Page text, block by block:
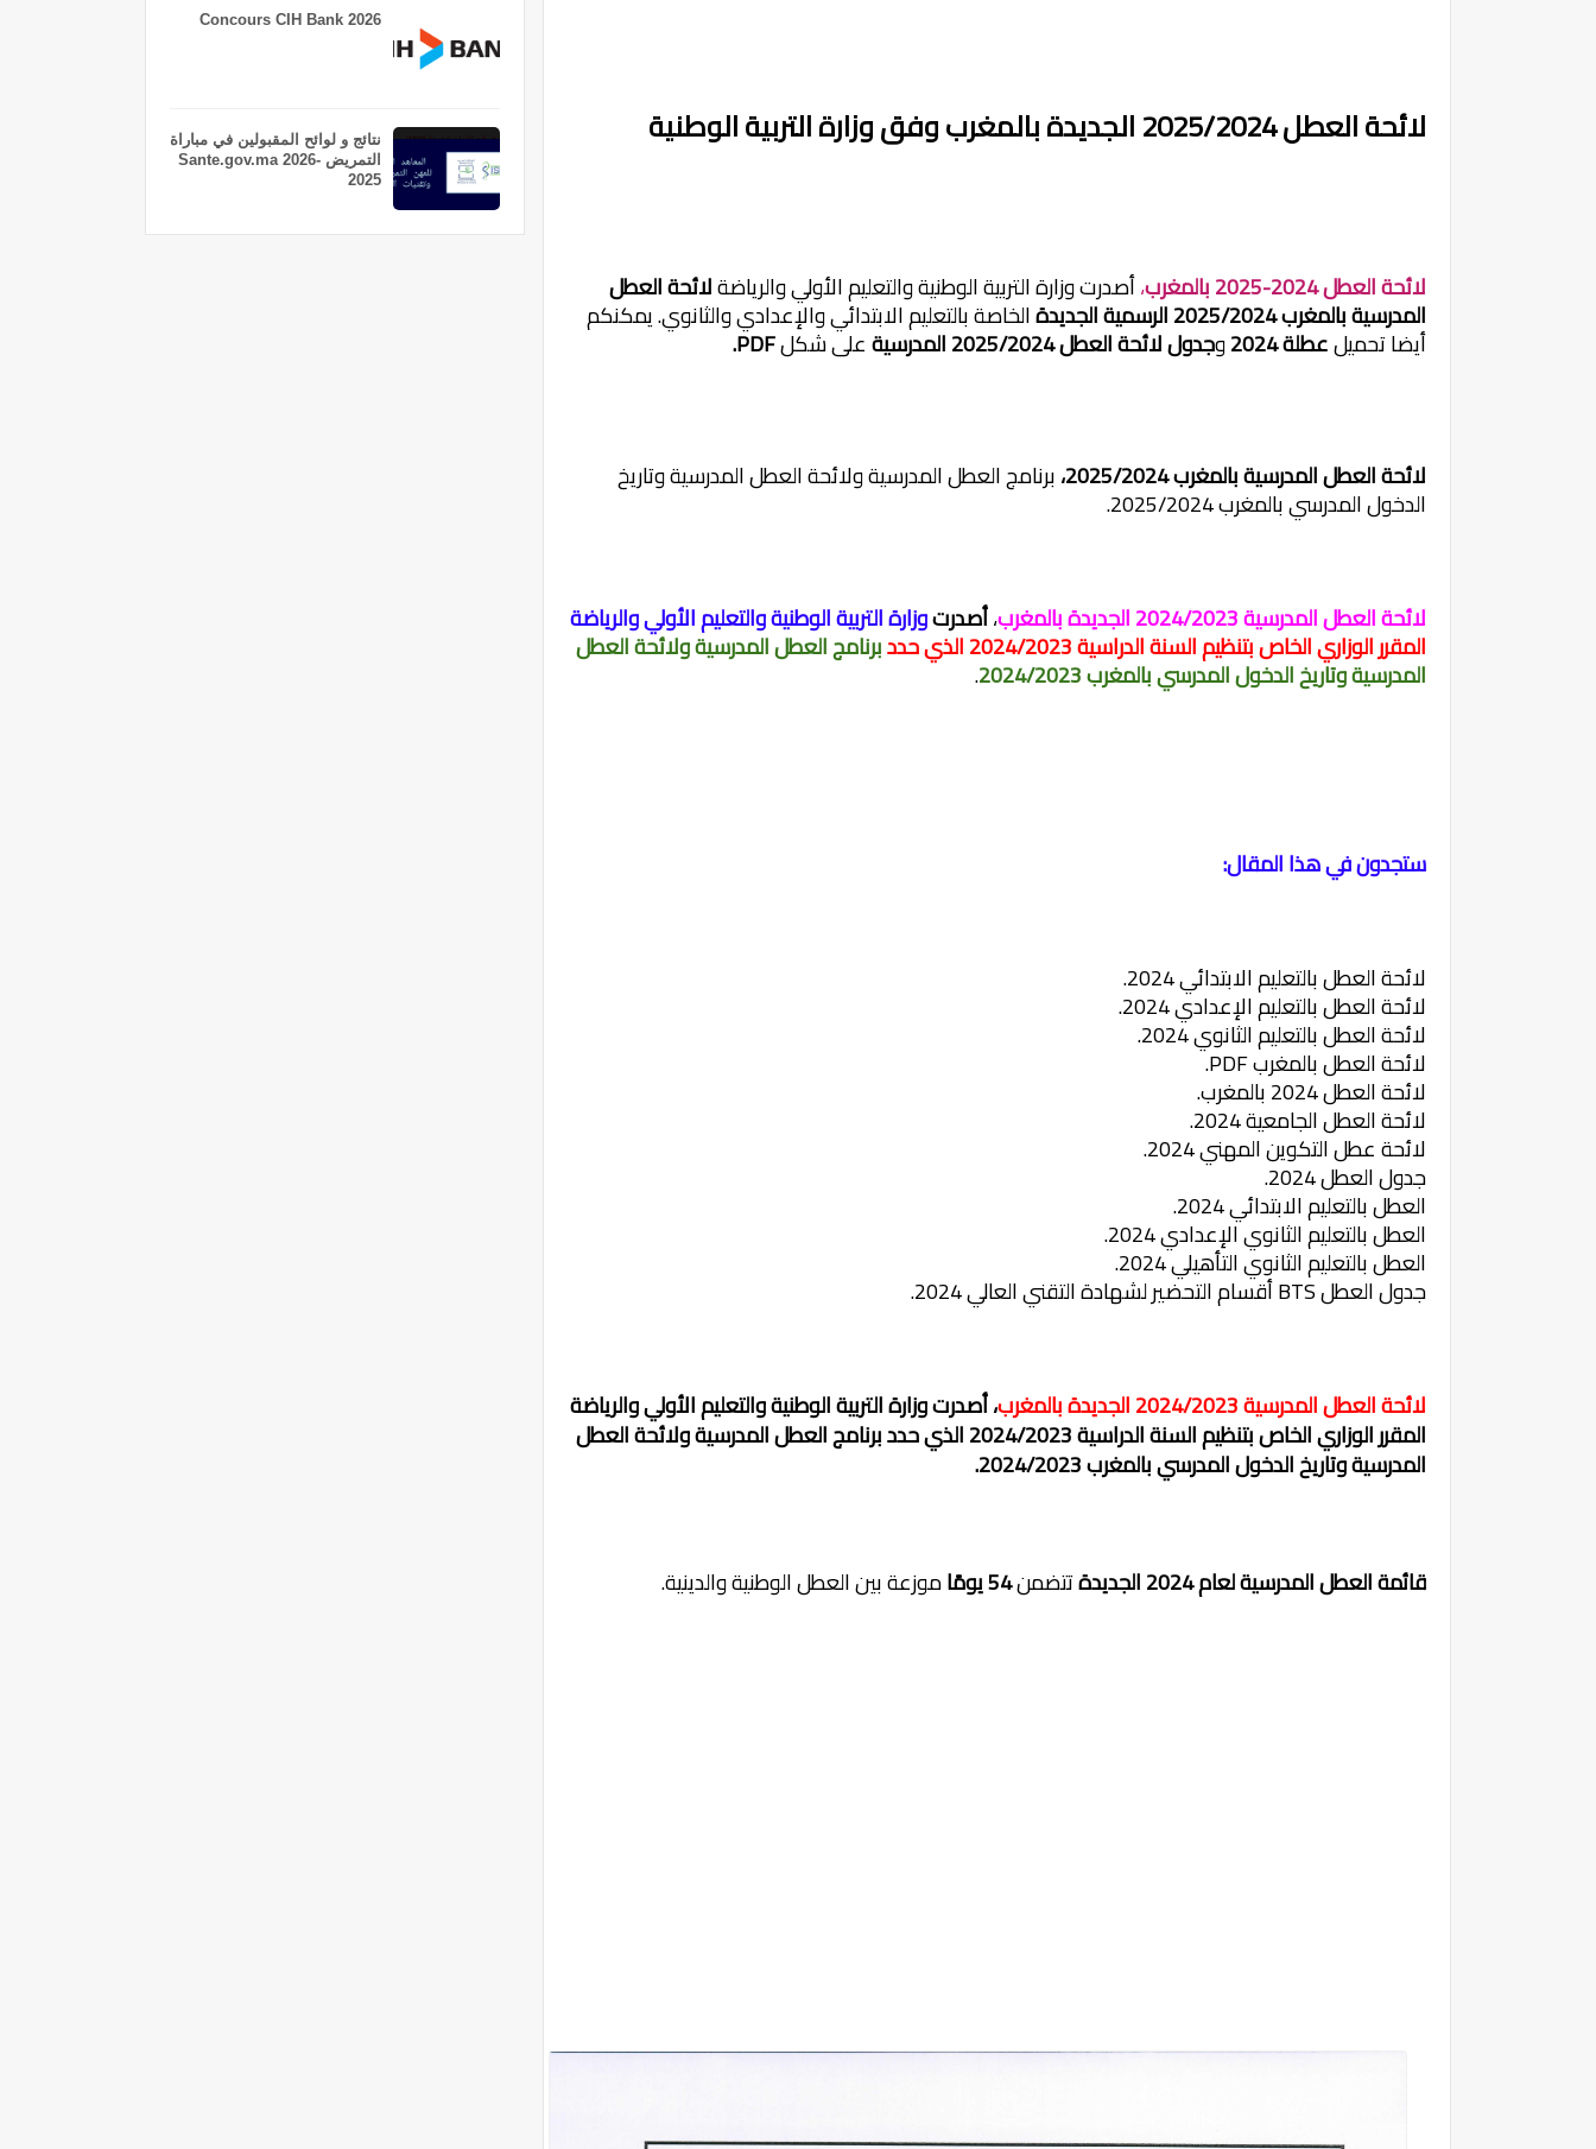
لائحة العطل 2025/2024 الجديدة بالمغرب وفق وزارة التربية الوطنية
لائحة العطل 2024-2025 بالمغرب ،أصدرت وزارة التربية الوطنية والتعليم الأولي والرياضةلائحة العطل
المدرسية بالمغرب 2025/2024 الرسمية الجديدة الخاصة بالتعليم الابتدائي والإعدادي والثانوي. يمكنكم
أيضا تحميلعطلة 2024 وجدول لائحة العطل 2025/2024 المدرسية على شكلPDF.
لائحة العطل المدرسية بالمغرب 2025/2024، برنامج العطل المدرسية ولائحة العطل المدرسية وتاريخ
الدخول المدرسي بالمغرب 2025/2024.
لائحة العطل المدرسية 2024/2023 الجديدة بالمغرب ،أصدرتوزارة التربية الوطنية والتعليم الأولي والرياضة
المقرر الوزاري الخاص بتنظيم السنة الدراسية 2024/2023 الذي حدد برنامج العطل المدرسية ولائحة العطل
المدرسية وتاريخ الدخول المدرسي بالمغرب 2024/2023 .
ستجدون في هذا المقال:
لائحة العطل بالتعليم الابتدائي 2024.
لائحة العطل بالتعليم الإعدادي 2024.
لائحة العطل بالتعليم الثانوي 2024.
لائحة العطل بالمغرب PDF.
لائحة العطل 2024 بالمغرب.
لائحة العطل الجامعية 2024.
لائحة عطل التكوين المهني 2024.
جدول العطل 2024.
العطل بالتعليم الابتدائي 2024.
العطل بالتعليم الثانوي الإعدادي 2024.
العطل بالتعليم الثانوي التأهيلي 2024.
جدول العطل BTS أقسام التحضير لشهادة التقني العالي 2024.
لائحة العطل المدرسية 2024/2023 الجديدة بالمغرب ، أصدرت وزارة التربية الوطنية والتعليم الأولي والرياضة
المقرر الوزاري الخاص بتنظيم السنة الدراسية 2024/2023 الذي حدد برنامج العطل المدرسية ولائحة العطل
المدرسية وتاريخ الدخول المدرسي بالمغرب 2024/2023.
قائمة العطل المدرسية لعام 2024 الجديدة تتضمن54 يومًا موزعة بين العطل الوطنية والدينية.
Concours CIH Bank 2026
نتائج و لوائح المقبولين في مباراة
التمريض Sante.gov.ma 2026-
2025